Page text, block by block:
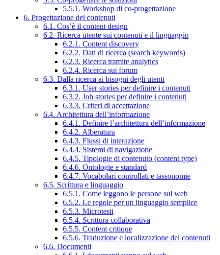
5.5.1. Workshop di co-progettazione
6. Progettazione dei contenuti
6.1. Cos’è il content design
6.2. Ricerca utente sui contenuti e il linguaggio
6.2.1. Content discovery
6.2.2. Dati di ricerca (search keywords)
6.2.3. Ricerca tramite analytics
6.2.4. Ricerca sui forum
6.3. Dalla ricerca ai bisogni degli utenti
6.3.1. User stories per definire i contenuti
6.3.2. Job stories per definire i contenuti
6.3.3. Criteri di accettazione
6.4. Architettura dell’informazione
6.4.1. Definire l’architettura dell’informazione
6.4.2. Alberatura
6.4.3. Flussi di interazione
6.4.4. Sistemi di navigazione
6.4.5. Tipologie di contenuto (content type)
6.4.6. Ontologie e standard
6.4.7. Vocabolari controllati e tassonomie
6.5. Scrittura e linguaggio
6.5.1. Come leggono le persone sul web
6.5.2. Le regole per un linguaggio semplice
6.5.3. Microtesti
6.5.4. Scrittura collaborativa
6.5.5. Content critique
6.5.6. Traduzione e localizzazione dei contenuti
6.6. Documenti